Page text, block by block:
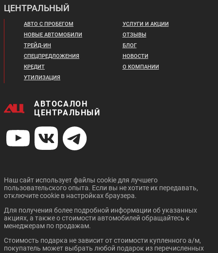
ЦЕНТРАЛЬНЫЙ
АВТО С ПРОБЕГОМ
НОВЫЕ АВТОМОБИЛИ
ТРЕЙД-ИН
СПЕЦПРЕДЛОЖЕНИЯ
КРЕДИТ
УТИЛИЗАЦИЯ
УСЛУГИ И АКЦИИ
ОТЗЫВЫ
БЛОГ
НОВОСТИ
О КОМПАНИИ
АВТОСАЛОН
ЦЕНТРАЛЬНЫЙ
Наш сайт использует файлы cookie для лучшего
пользовательского опыта. Если вы не хотите их передавать,
отключите cookie в настройках браузера.
Для получения более подробной информации об указанных
акциях, а также о стоимости автомобилей обращайтесь к
менеджерам по продажам.
Стоимость подарка не зависит от стоимости купленного а/м,
покупатель может выбрать любой подарок из перечисленных